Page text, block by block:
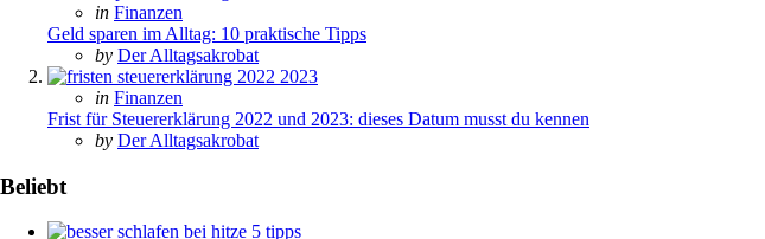
Posted
in
in Finanzen
Geld sparen im Alltag: 10 praktische Tipps
Posted
by Der Alltagsakrobat
Posted
in
in Finanzen
Frist für Steuererklärung 2022 und 2023: dieses Datum musst du kennen
Posted
by Der Alltagsakrobat
Beliebt